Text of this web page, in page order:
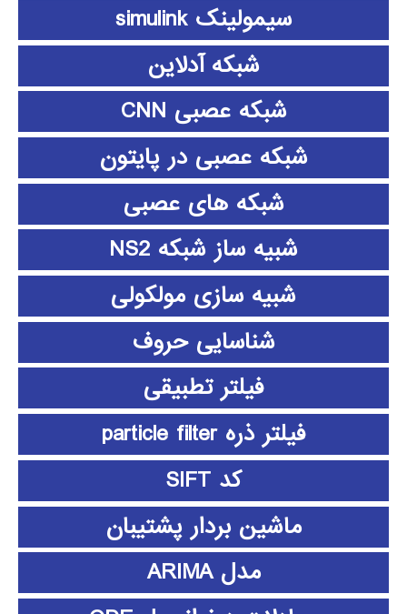
سیمولینک simulink
شبکه آدلاین
شبکه عصبی CNN
شبکه عصبی در پایتون
شبکه های عصبی
شبیه ساز شبکه NS2
شبیه سازی مولکولی
شناسایی حروف
فیلتر تطبیقی
فیلتر ذره particle filter
کد SIFT
ماشین بردار پشتیبان
مدل ARIMA